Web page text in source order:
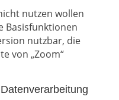
nutzen wollen
Basisfunktionen
nutzbar, die
von „Zoom“